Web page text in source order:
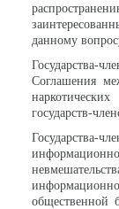
данному
Государства-
Соглашения
государств-
Государства-
общественной